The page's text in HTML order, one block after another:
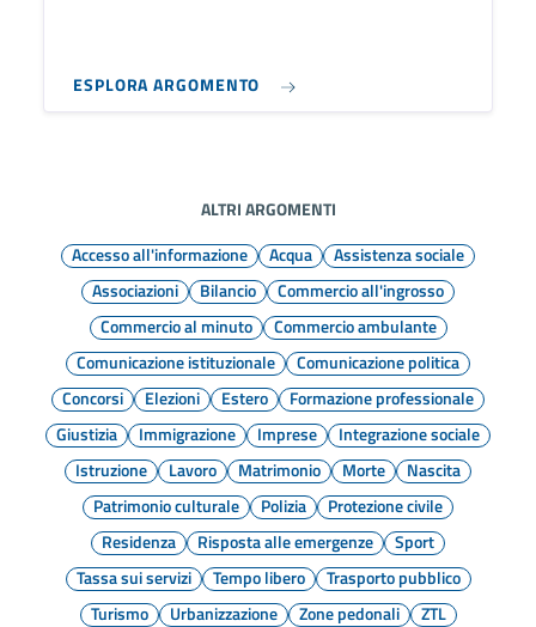
ESPLORA ARGOMENTO
ALTRI ARGOMENTI
Accesso all'informazione
Acqua
Assistenza sociale
Associazioni
Bilancio
Commercio all'ingrosso
Commercio al minuto
Commercio ambulante
Comunicazione istituzionale
Comunicazione politica
Concorsi
Elezioni Estero
Formazione professionale
Giustizia
Immigrazione Imprese
Integrazione sociale
Istruzione
Lavoro Matrimonio Morte
Nascita
Patrimonio culturale
Polizia
Protezione civile
Residenza
Risposta alle emergenze
Sport
Tassa sui servizi
Tempo libero
Trasporto pubblico
Turismo
Urbanizzazione Zone pedonali ZTL